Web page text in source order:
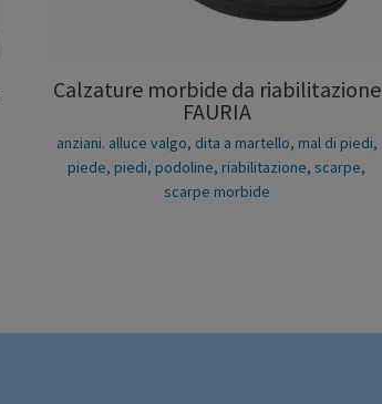
Calzature morbide da riabilitazione
FAURIA
anziani. alluce valgo, dita a martello, mal di piedi,
piede,piedi,podoline,riabilitazione,scarpe,
scarpe morbide